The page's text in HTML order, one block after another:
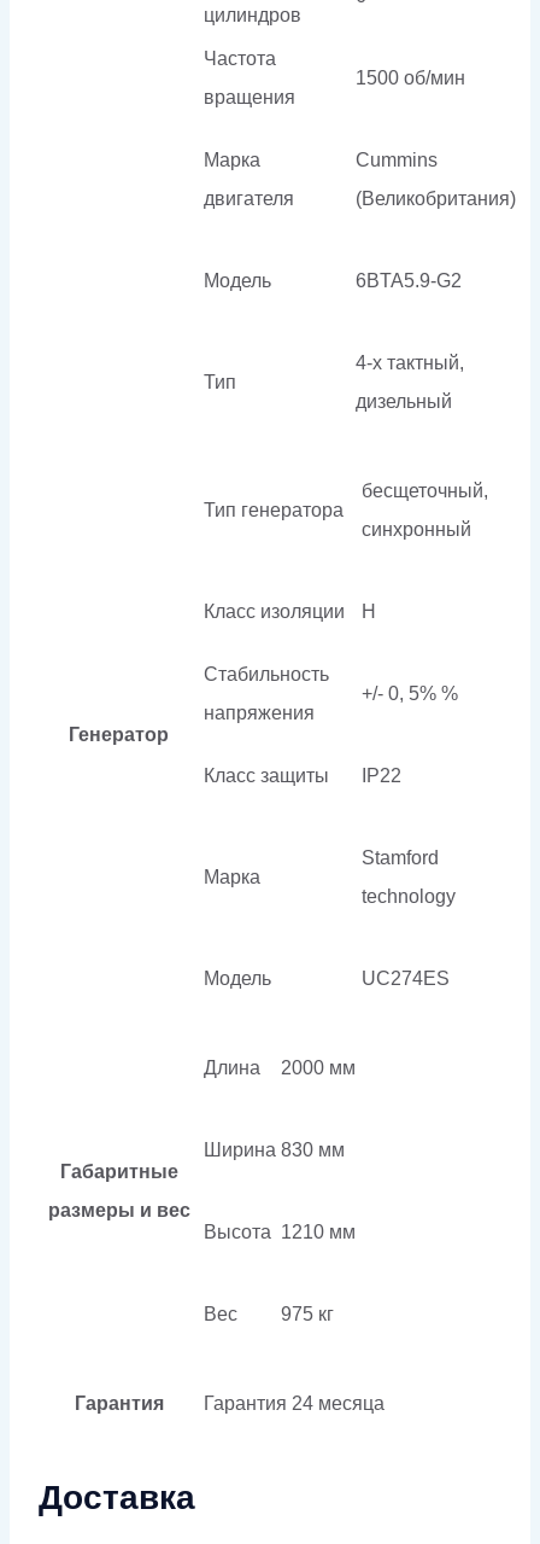
цилиндров
Частота
вращения
1500 об/мин
Марка
двигателя
Cummins
(Великобритания)
Модель 6BTA5.9-G2
Тип
4-х тактный,
дизельный
Генератор
Тип генератора
бесщеточный,
синхронный
Класс изоляции H
Стабильность
напряжения
+/- 0, 5% %
Класс защиты IP22
Марка
Stamford
technology
Модель UC274ES
Габаритные
размеры и вес
Длина 2000 мм
Ширина 830 мм
Высота 1210 мм
Вес 975 кг
Гарантия Гарантия 24 месяца
Доставка